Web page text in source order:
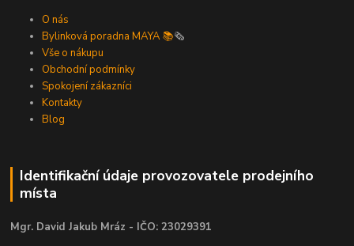
O nás
Bylinková poradna MAYA 📚🗞️
Vše o nákupu
Obchodní podmínky
Spokojení zákazníci
Kontakty
Blog
Identifikační údaje provozovatele prodejního
místa
Mgr. David Jakub Mráz - IČO: 23029391